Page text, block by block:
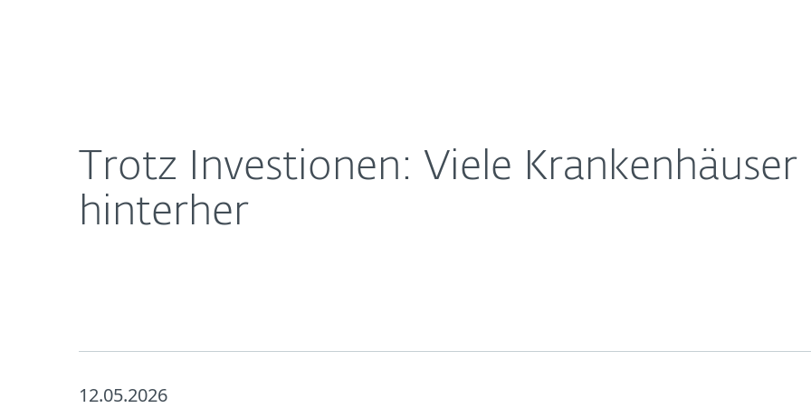
Trotz Investionen: Viele Krankenhäuser
hinterher
12.05.2026